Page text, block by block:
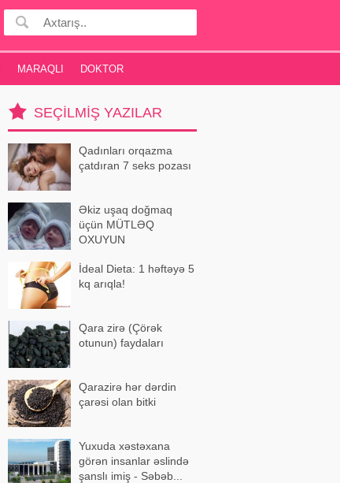
MARAQLI DOKTOR
SEÇILMIŞ YAZILAR
Qadınları orqazma
çatdıran 7 seks pozası
Əkiz uşaq doğmaq
üçün MÜTLƏQ
OXUYUN
İdeal Dieta: 1 həftəyə 5
kq arıqla!
Qara zirə (Çörək
otunun) faydaları
Qarazirə hər dərdin
çarəsi olan bitki
Yuxuda xəstəxana
görən insanlar əslində
şanslı imiş - Səbəb...